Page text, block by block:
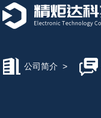
公司简介 >